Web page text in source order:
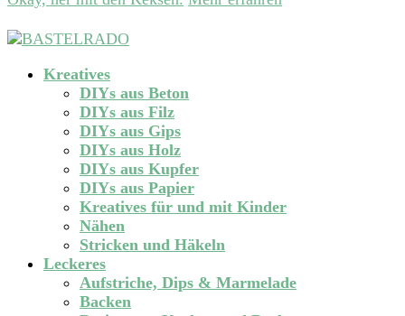
Kreatives
DIYs aus Beton
DIYs aus Filz
DIYs aus Gips
DIYs aus Holz
DIYs aus Kupfer
DIYs aus Papier
Kreatives für und mit Kinder
Nähen
Stricken und Häkeln
Leckeres
Aufstriche, Dips & Marmelade
Backen